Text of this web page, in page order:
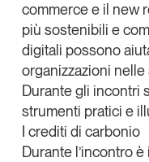
Un anno di
Tendenze
commerce e il new
più sostenibili e
digitali possono
organizzazioni
Durante gli incontri
strumenti pratici e
I crediti di carbonio
Durante l’incontro